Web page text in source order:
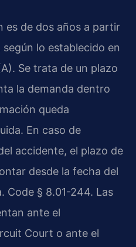
es de dos años a partir
lo establecido en
Se trata de un plazo
la demanda dentro
queda
En caso de
accidente, el plazo de
desde la fecha del
Code § 8.01-244. Las
ante el
Court o ante el